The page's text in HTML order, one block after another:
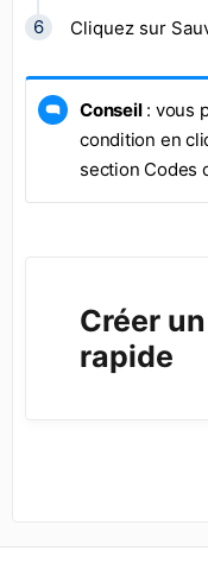
Cliquez sur
Conseil: vous
condition en
section Codes
Créer
rapide